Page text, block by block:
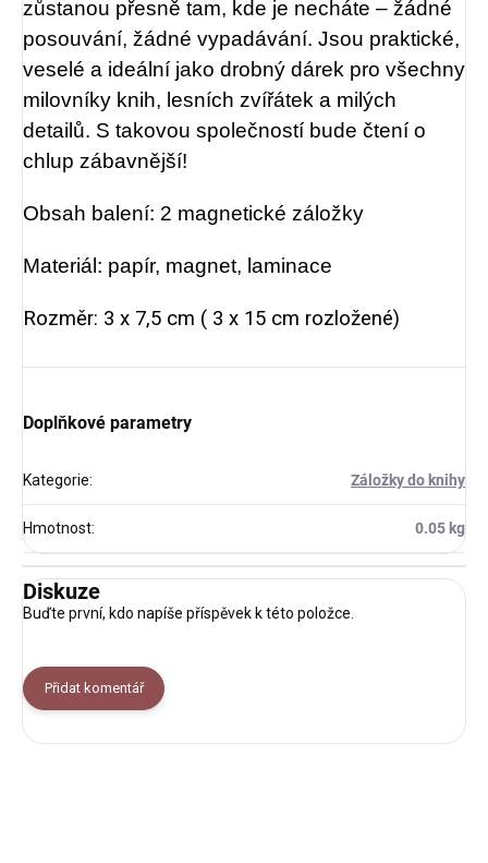
zůstanou přesně tam, kde je necháte – žádné
posouvání, žádné vypadávání. Jsou praktické,
veselé a ideální jako drobný dárek pro všechny
milovníky knih, lesních zvířátek a milých
detailů. S takovou společností bude čtení o
chlup zábavnější!
Obsah balení: 2 magnetické záložky
Materiál: papír, magnet, laminace
Rozměr: 3 x 7,5 cm ( 3 x 15 cm rozložené)
Doplňkové parametry
Kategorie: Záložky do knihy
Hmotnost: 0.05 kg
Diskuze
Buďte první, kdo napíše příspěvek k této položce.
Přidat komentář